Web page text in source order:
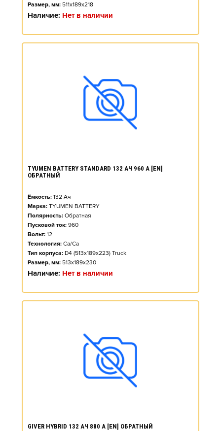
Размер, мм: 511x189x218
Наличие: Нет в наличии
TYUMEN BATTERY STANDARD 132 АЧ 960 А [EN]
ОБРАТНЫЙ
Ёмкость: 132 Ач
Марка: TYUMEN BATTERY
Полярность: Обратная
Пусковой ток: 960
Вольт: 12
Технология: Ca/Ca
Тип корпуса: D4 (513x189x223) Truck
Размер, мм: 513x189x230
Наличие: Нет в наличии
GIVER HYBRID 132 АЧ 880 А [EN] ОБРАТНЫЙ